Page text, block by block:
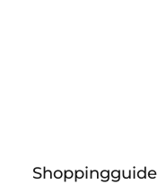
Shoppingguide